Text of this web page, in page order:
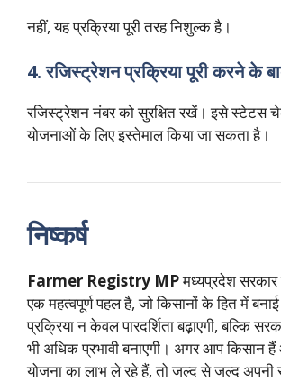
नहीं, यह प्रक्रिया पूरी तरह निशुल्क है।
4. रजिस्ट्रेशन प्रक्रिया पूरी करने के
रजिस्ट्रेशन नंबर को सुरक्षित रखें। इसे
योजनाओं के लिए इस्तेमाल किया जा सकता है।
निष्कर्ष
Farmer Registry MPमध्यप्रदेश सरकार
एक महत्वपूर्ण पहल है, जो किसानों के हित में
प्रक्रिया न केवल पारदर्शिता बढ़ाएगी, बल्कि
भी अधिक प्रभावी बनाएगी। अगर आप किसान
योजना का लाभ ले रहे हैं, तो जल्द से जल्द अपनी